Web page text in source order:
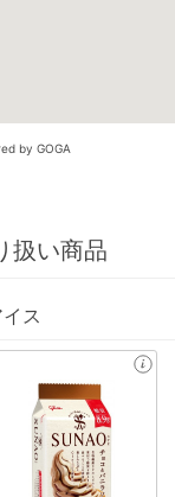
by GOGA
扱い商品
ス